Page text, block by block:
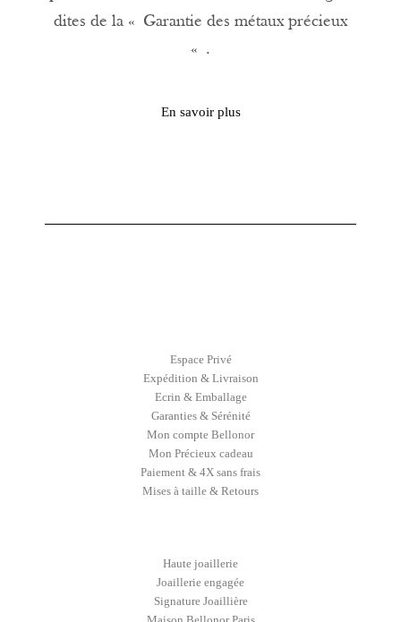
dites de la « Garantie des métaux précieux
« .
En savoir plus
Espace Privé
Expédition & Livraison
Ecrin & Emballage
Garanties & Sérénité
Mon compte Bellonor
Mon Précieux cadeau
Paiement & 4X sans frais
Mises à taille & Retours
Haute joaillerie
Joaillerie engagée
Signature Joaillière